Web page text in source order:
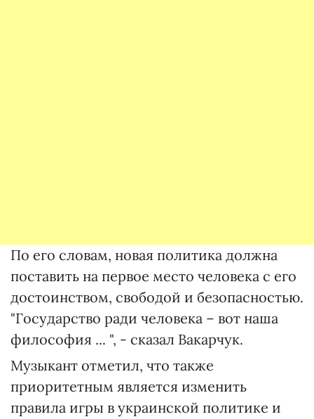
По его словам, новая политика должна
поставить на первое место человека с его
достоинством, свободой и безопасностью.
"Государство ради человека – вот наша
философия ... ", - сказал Вакарчук.
Музыкант отметил, что также
приоритетным является изменить
правила игры в украинской политике и